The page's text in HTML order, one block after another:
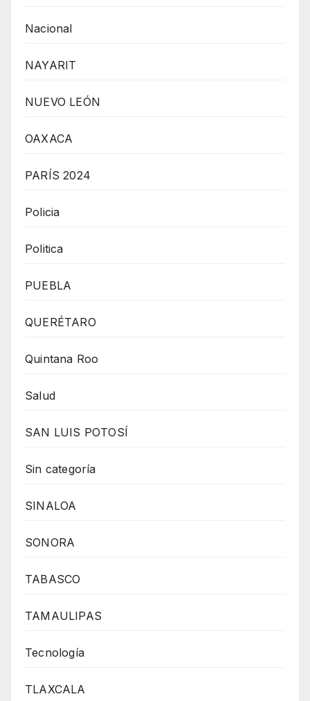
Nacional
NAYARIT
NUEVO LEÓN
OAXACA
PARÍS 2024
Policia
Politica
PUEBLA
QUERÉTARO
Quintana Roo
Salud
SAN LUIS POTOSÍ
Sin categoría
SINALOA
SONORA
TABASCO
TAMAULIPAS
Tecnología
TLAXCALA